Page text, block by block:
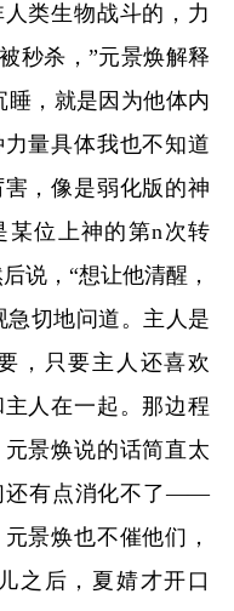
类生物战斗的，力
秒杀，”元景焕解释
睡，就是因为他体内
量具体我也不知道
，像是弱化版的神
位上神的第n次转
说，“想让他清醒，
急切地问道。主人是
，只要主人还喜欢
人在一起。那边程
景焕说的话简直太
还有点消化不了——
景焕也不催他们，
之后，夏婧才开口